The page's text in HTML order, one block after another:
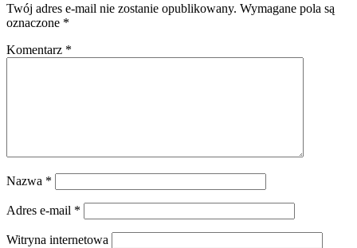
Twój adres e-mail nie zostanie opublikowany. Wymagane pola są
oznaczone *
Komentarz *
Nazwa *
Adres e-mail *
Witryna internetowa